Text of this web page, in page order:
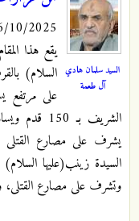
السيد سلمان هادي
آل طعمة
2025 - 12:08
يقع هذا
السلام)
على مرتفع
يشرف على مصارع القتلى
السيدة زينب(عليها
وتشرف على مصارع القتلى،